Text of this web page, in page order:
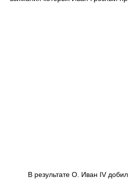
В результате О. Иван IV